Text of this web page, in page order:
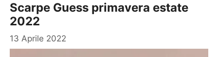
Scarpe Guess primavera estate
2022
13 Aprile 2022